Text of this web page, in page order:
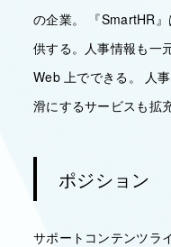
の企業。 『SmartHR
供する。人事情報も一
Web 上でできる。 人
滑にするサービスも拡
ポジション
サポートコンテンツラ